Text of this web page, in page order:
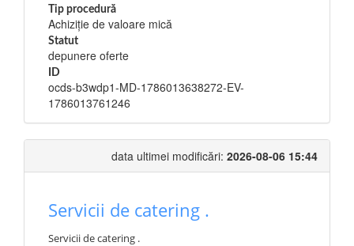
Tip procedură
Achiziție de valoare mică
Statut
depunere oferte
ID
ocds-b3wdp1-MD-1786013638272-EV-
1786013761246
data ultimei modificări: 2026-08-06 15:44
Servicii de catering .
Servicii de catering .